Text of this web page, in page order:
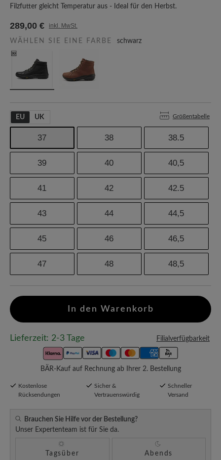
Filzfutter gleicht Temperatur aus - Ideal für den Herbst.
289,00 € inkl. MwSt.
WÄHLEN SIE EINE FARBE schwarz
EU UK Größentabelle
37 38 38.5
39 40 40,5
41 42 42.5
43 44 44,5
45 46 46,5
47 48 48,5
In den Warenkorb
Lieferzeit: 2-3 Tage Filialverfügbarkeit
BÄR-Kauf auf Rechnung ab Ihrer 2. Bestellung
Kostenlose
Rücksendungen
Sicher &
Vertrauenswürdig
Schneller
Versand
Brauchen Sie Hilfe vor der Bestellung?
Unser Expertenteam ist für Sie da.
Tagsüber Abends